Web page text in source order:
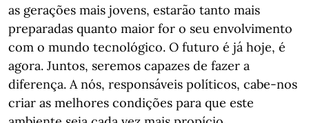
as gerações mais jovens, estarão tanto mais
preparadas quanto maior for o seu envolvimento
com o mundo tecnológico. O futuro é já hoje, é
agora. Juntos, seremos capazes de fazer a
diferença. A nós, responsáveis políticos, cabe-nos
criar as melhores condições para que este